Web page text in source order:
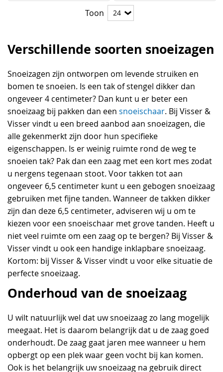
Toon
Verschillende soorten snoeizagen
Snoeizagen zijn ontworpen om levende struiken en
bomen te snoeien. Is een tak of stengel dikker dan
ongeveer 4 centimeter? Dan kunt u er beter een
snoeizaag bij pakken dan een snoeischaar. Bij Visser &
Visser vindt u een breed aanbod aan snoeizagen, die
alle gekenmerkt zijn door hun specifieke
eigenschappen. Is er weinig ruimte rond de weg te
snoeien tak? Pak dan een zaag met een kort mes zodat
u nergens tegenaan stoot. Voor takken tot aan
ongeveer 6,5 centimeter kunt u een gebogen snoeizaag
gebruiken met fijne tanden. Wanneer de takken dikker
zijn dan deze 6,5 centimeter, adviseren wij u om te
kiezen voor een snoeischaar met grove tanden. Heeft u
niet veel ruimte om een zaag op te bergen? Bij Visser &
Visser vindt u ook een handige inklapbare snoeizaag.
Kortom: bij Visser & Visser vindt u voor elke situatie de
perfecte snoeizaag.
Onderhoud van de snoeizaag
U wilt natuurlijk wel dat uw snoeizaag zo lang mogelijk
meegaat. Het is daarom belangrijk dat u de zaag goed
onderhoudt. De zaag gaat jaren mee wanneer u hem
opbergt op een plek waar geen vocht bij kan komen.
Ook is het belangrijk uw snoeizaag na gebruik direct